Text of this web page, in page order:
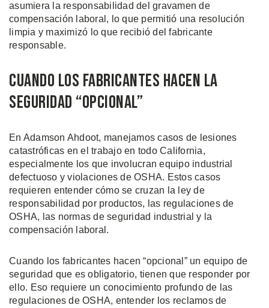
asumiera la responsabilidad del gravamen de
compensación laboral, lo que permitió una resolución
limpia y maximizó lo que recibió del fabricante
responsable.
Cuando los Fabricantes Hacen la
Seguridad “Opcional”
En Adamson Ahdoot, manejamos casos de lesiones
catastróficas en el trabajo en todo California,
especialmente los que involucran equipo industrial
defectuoso y violaciones de OSHA. Estos casos
requieren entender cómo se cruzan la ley de
responsabilidad por productos, las regulaciones de
OSHA, las normas de seguridad industrial y la
compensación laboral.
Cuando los fabricantes hacen “opcional” un equipo de
seguridad que es obligatorio, tienen que responder por
ello. Eso requiere un conocimiento profundo de las
regulaciones de OSHA, entender los reclamos de